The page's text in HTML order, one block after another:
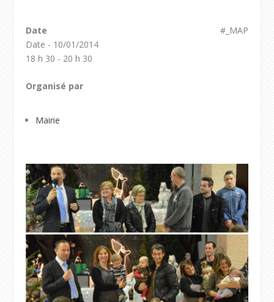
#_MAP
Date
Date - 10/01/2014
18 h 30 - 20 h 30
Organisé par
Mairie